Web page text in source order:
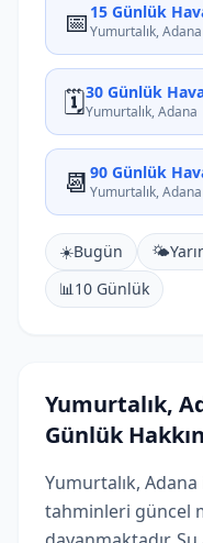
📅 15 Günlük
Yumurtalık, Adana
🗓️30 Günlük
Yumurtalık, Adana
📆 90 Günlük
Yumurtalık, Adana
☀️Bugün 🌤️
📊10 Günlük
Yumurtalık,
Günlük
Yumurtalık,
tahminleri güncel